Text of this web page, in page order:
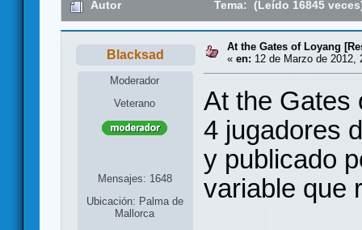
Autor Tema: (Leído 16845
Blacksad
Moderador
Veterano
Mensajes: 1648
Ubicación: Palma de
Mallorca
At the Gates of Loyang
« en: 12 de Marzo de 2012,
At the Gates
4 jugadores
y publicado
variable que